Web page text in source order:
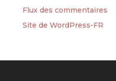
Flux des commentaires
Site de WordPress-FR